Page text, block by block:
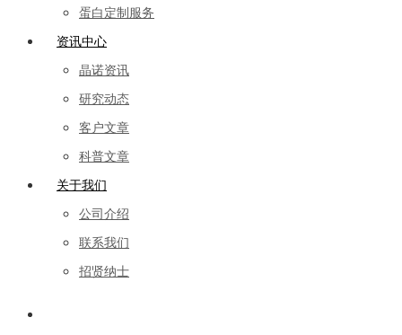
蛋白定制服务
资讯中心
晶诺资讯
研究动态
客户文章
科普文章
关于我们
公司介绍
联系我们
招贤纳士